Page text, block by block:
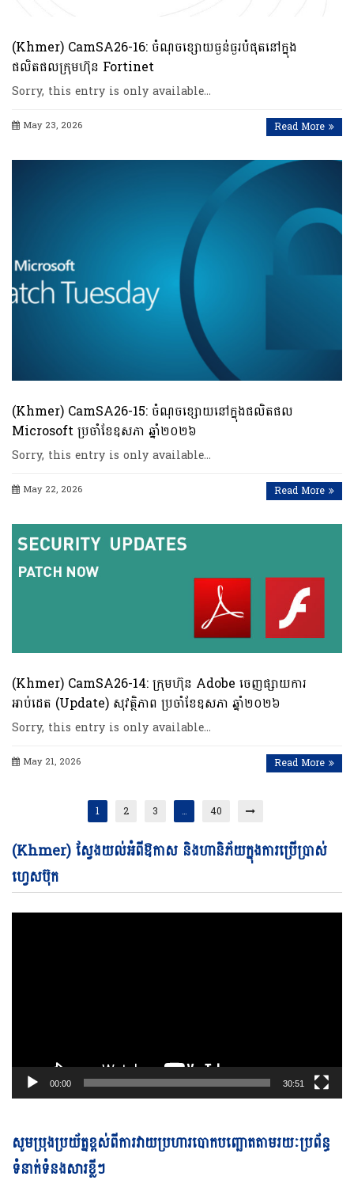
(Khmer) CamSA26-16: ចំណុចខ្សោយធ្ងន់ធ្ងរបំផុតនៅក្នុង
ផលិតផលក្រុមហ៊ុន Fortinet
Sorry, this entry is only available…
May 23, 2026 Read More
(Khmer) CamSA26-15: ចំណុចខ្សោយនៅក្នុងផលិតផល
Microsoft ប្រចាំខែឧសភា ឆ្នាំ២០២៦
Sorry, this entry is only available…
May 22, 2026 Read More
(Khmer) CamSA26-14: ក្រុមហ៊ុន Adobe ចេញផ្សាយការ
អាប់ដេត (Update) សុវត្ថិភាព ប្រចាំខែឧសភា ឆ្នាំ២០២៦
Sorry, this entry is only available…
May 21, 2026 Read More
1 2 3 … 40
(Khmer) ស្វែងយល់អំពីឱកាស និងហានិភ័យក្នុងការប្រើប្រាស់
ហ្វេសប៊ុក
00:00 30:51
សូមប្រុងប្រយ័ត្នខ្ពស់ពីការវាយប្រហារបោកបញ្ឆោតតាមរយៈប្រព័ន្ធ
ទំនាក់ទំនងសារខ្លីៗ